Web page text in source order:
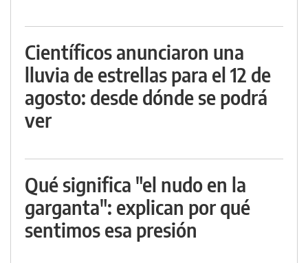
Científicos anunciaron una
lluvia de estrellas para el 12 de
agosto: desde dónde se podrá
ver
Qué significa "el nudo en la
garganta": explican por qué
sentimos esa presión